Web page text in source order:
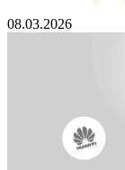
08.03.2026